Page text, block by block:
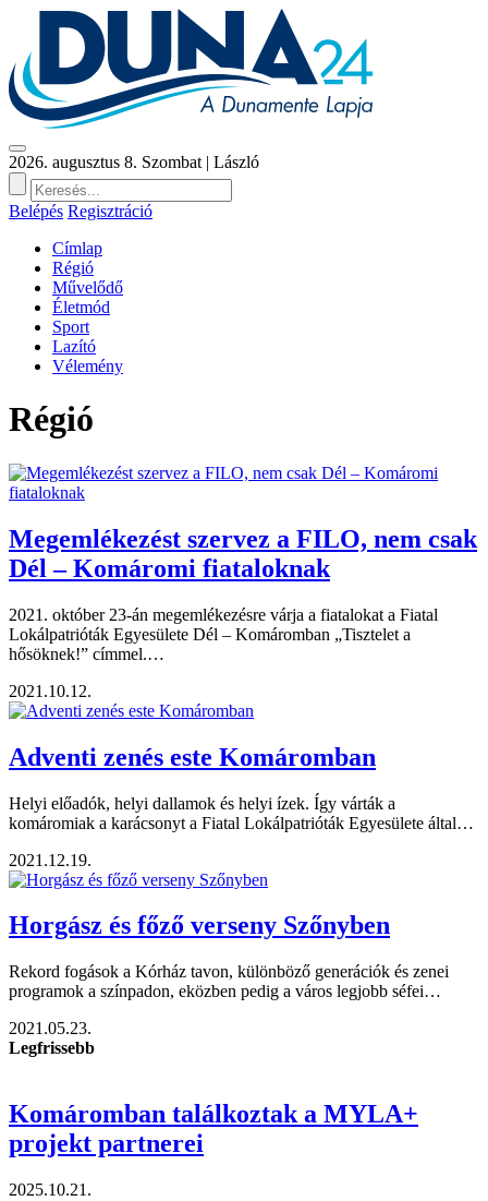
2026. augusztus 8. Szombat | László
Belépés Regisztráció
Címlap
Régió
Művelődő
Életmód
Sport
Lazító
Vélemény
Régió
Megemlékezést szervez a FILO, nem csak
Dél – Komáromi fiataloknak
2021. október 23-án megemlékezésre várja a fiatalokat a Fiatal
Lokálpatrióták Egyesülete Dél – Komáromban „Tisztelet a
hősöknek!” címmel.…
2021.10.12.
Adventi zenés este Komáromban
Helyi előadók, helyi dallamok és helyi ízek. Így várták a
komáromiak a karácsonyt a Fiatal Lokálpatrióták Egyesülete által…
2021.12.19.
Horgász és főző verseny Szőnyben
Rekord fogások a Kórház tavon, különböző generációk és zenei
programok a színpadon, eközben pedig a város legjobb séfei…
2021.05.23.
Legfrissebb
Komáromban találkoztak a MYLA+
projekt partnerei
2025.10.21.